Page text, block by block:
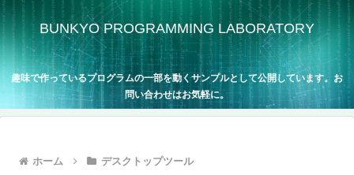
BUNKYO PROGRAMMING LABORATORY
趣味で作っているプログラムの一部を動くサンプルとして公開しています。お
問い合わせはお気軽に。
ホーム デスクトップツール